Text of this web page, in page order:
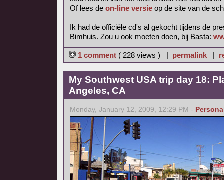
Of lees de on-line versie op de site van de
Ik had de officiële cd's al gekocht tijdens de
Bimhuis. Zou u ook moeten doen, bij Basta:
1 comment ( 228 views ) | permalink |
My Southwest USA trip day 18:
Angeles, CA
Monday, January 12, 2009, 12:29 PM -